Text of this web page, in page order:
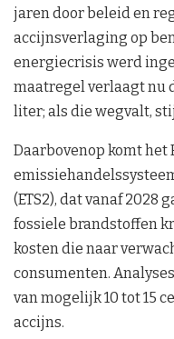
jaren door beleid en
accijnsverlaging op
energiecrisis werd
maatregel verlaagt nu
liter; als die wegvalt,
Daarbovenop komt het
(ETS2), dat vanaf 2028
fossiele brandstoffen
kosten die naar
consumenten.
van mogelijk 10 tot 15
accijns.